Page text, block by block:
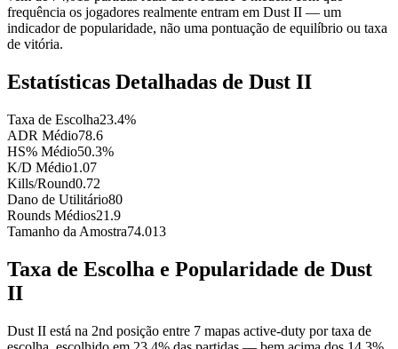
frequência os jogadores realmente entram em Dust II — um
indicador de popularidade, não uma pontuação de equilíbrio ou taxa
de vitória.
Estatísticas Detalhadas de Dust II
Taxa de Escolha23.4%
ADR Médio78.6
HS% Médio50.3%
K/D Médio1.07
Kills/Round0.72
Dano de Utilitário80
Rounds Médios21.9
Tamanho da Amostra74.013
Taxa de Escolha e Popularidade de Dust
II
Dust II está na 2nd posição entre 7 mapas active-duty por taxa de